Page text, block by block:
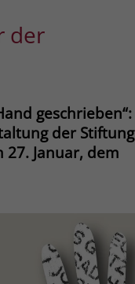
der
geschrieben“:
der Stiftung
Januar, dem